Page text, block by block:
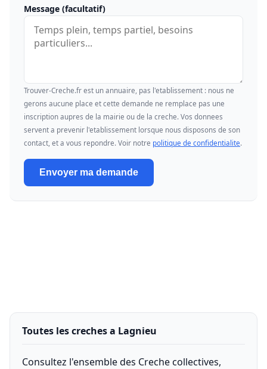
Message (facultatif)
Trouver-Creche.fr est un annuaire, pas l'etablissement : nous ne
gerons aucune place et cette demande ne remplace pas une
inscription aupres de la mairie ou de la creche. Vos donnees
servent a prevenir l'etablissement lorsque nous disposons de son
contact, et a vous repondre. Voir notre politique de confidentialite.
Envoyer ma demande
Toutes les creches a Lagnieu
Consultez l'ensemble des Creche collectives,